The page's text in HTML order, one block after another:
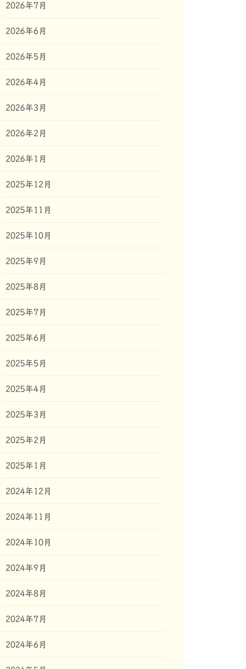
2026年7月
2026年6月
2026年5月
2026年4月
2026年3月
2026年2月
2026年1月
2025年12月
2025年11月
2025年10月
2025年9月
2025年8月
2025年7月
2025年6月
2025年5月
2025年4月
2025年3月
2025年2月
2025年1月
2024年12月
2024年11月
2024年10月
2024年9月
2024年8月
2024年7月
2024年6月